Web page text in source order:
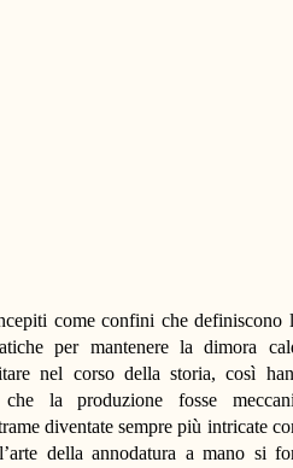
come confini che definiscono
per mantenere la dimora
nel corso della storia, così
che la produzione fosse
diventate sempre più intricate
della annodatura a mano si